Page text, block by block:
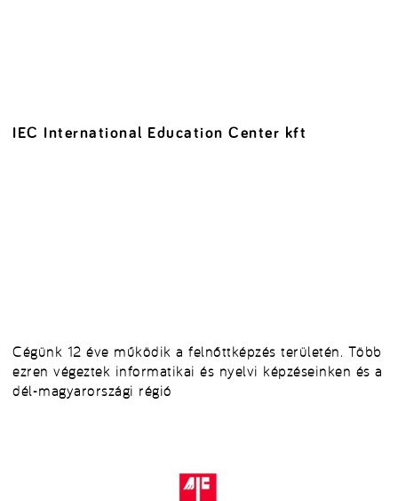
IEC International Education Center kft
Cégünk 12 éve működik a felnőttképzés területén. Több
ezren végeztek informatikai és nyelvi képzéseinken és a
dél-magyarországi régió